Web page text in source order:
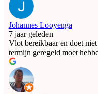
Johannes Looyenga
7 jaar geleden
Vlot bereikbaar en doet
termijn geregeld moet